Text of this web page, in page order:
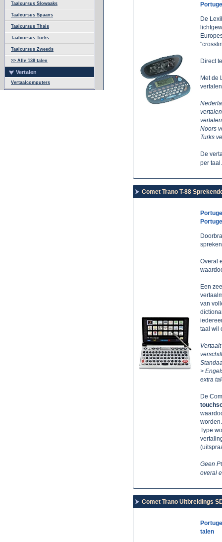
Taalcursus Slowaaks
Taalcursus Spaans
Taalcursus Thais
Taalcursus Turks
Taalcursus Zweeds
>> Alle 138 talen
Vertalen
Vertaalcomputers
De
Direct
Met de
Noors
Turks
De
per
Comet Trano T-88
Overal
Een
van
taal wil
>
extra
De
worden.
Type
Geen
overal
Comet Trano Uitbreidings
talen